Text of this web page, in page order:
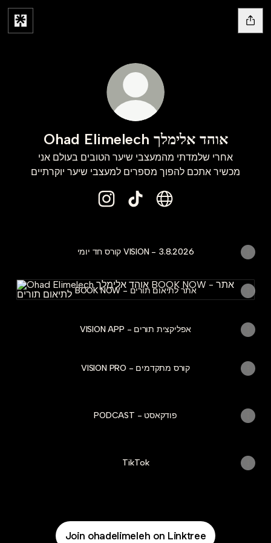
Ohad Elimelech אוהד אלימלך
אחרי שלמדתי מהמעצבי שיער הטובים בעולם אני
מכשיר אתכם להפוך מספרים למעצבי שיער יוקרתיים
קורס חד יומי VISION - 3.8.2026
BOOK NOW - אתר לתיאום תורים
VISION APP - אפליקצית תורים
VISION PRO - קורס מתקדמים
PODCAST - פודקאסט
TikTok
Join ohadelimeleh on Linktree